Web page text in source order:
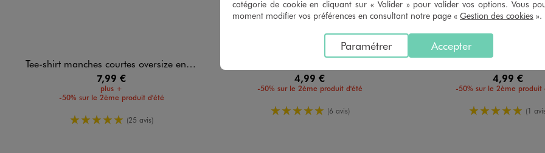
Tee-shirt manches courtes oversize en coton épais garçon
7,99 €
plus +
-50% sur le 2ème produit d'été
5/5 de moyenne
(25 avis)
4,99 €
-50% sur le 2ème produit d'été
5/5 de moyenne
(6 avis)
4,99 €
-50% sur le 2ème produit
5/5 de (1
catégorie de cookie en cliquant sur « Valider » pour valider vos options. Vous
moment modifier vos préférences en consultant notre page « Gestion des cookies ».
Accepter
Paramétrer